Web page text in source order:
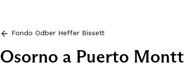
Fondo Odber Heffer Bissett
Osorno a Puerto Montt